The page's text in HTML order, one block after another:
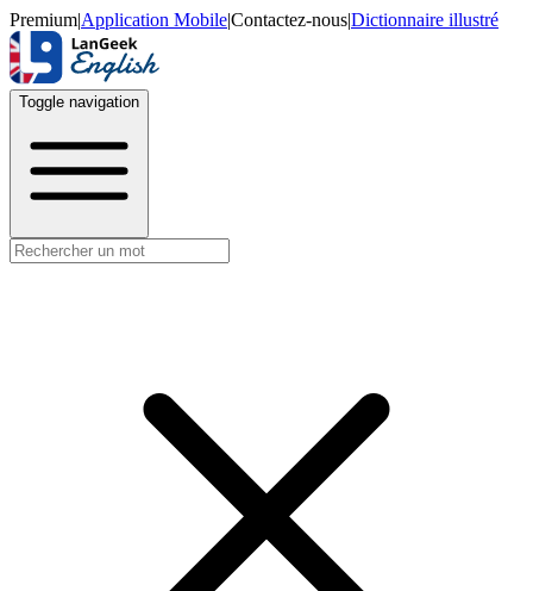
Premium|Application Mobile|Contactez-nous|Dictionnaire illustré
Toggle navigation